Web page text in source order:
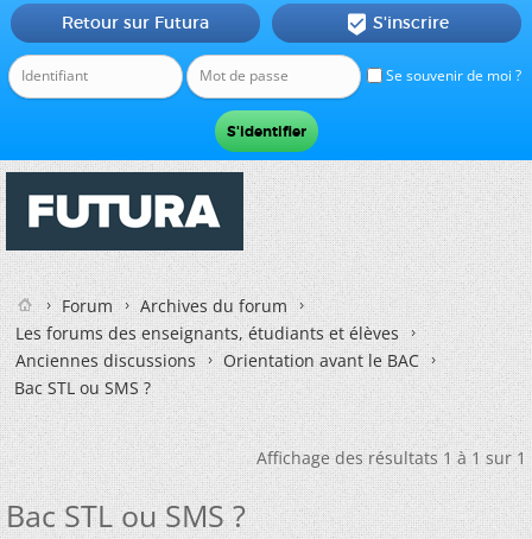
Se souvenir de moi ?
Retour sur Futura  S'inscrire
Forum
Archives du forum
Les forums des enseignants, étudiants et élèves
Anciennes discussions
Orientation avant le BAC
Bac STL ou SMS ?
Affichage des résultats 1 à 1 sur 1
Bac STL ou SMS ?